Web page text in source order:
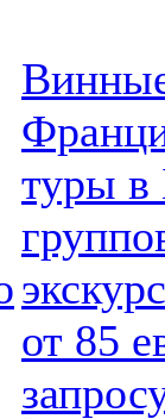
туры в
от 85